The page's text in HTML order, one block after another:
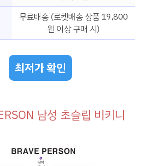
무료배송 (로켓배송 상품 19,800
원 이상 구매 시)
최저가 확인
남성 초슬립 비키니